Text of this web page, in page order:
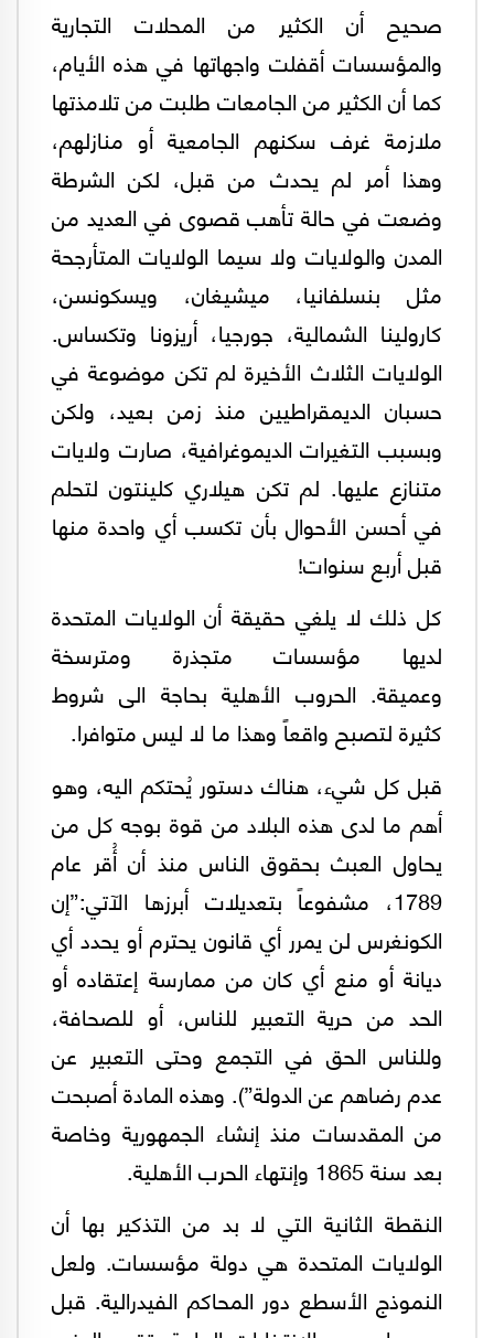
صحيح أن الكثير من المحلات التجارية
والمؤسسات أقفلت واجهاتها في هذه الأيام،
كما أن الكثير من الجامعات طلبت من تلامذتها
ملازمة غرف سكنهم الجامعية أو منازلهم،
وهذا أمر لم يحدث من قبل، لكن الشرطة
وضعت في حالة تأهب قصوى في العديد من
المدن والولايات ولا سيما الولايات المتأرجحة
مثل بنسلفانيا، ميشيغان، ويسكونسن،
كارولينا الشمالية، جورجيا، أريزونا وتكساس.
الولايات الثلاث الأخيرة لم تكن موضوعة في
حسبان الديمقراطيين منذ زمن بعيد، ولكن
وبسبب التغيرات الديموغرافية، صارت ولايات
متنازع عليها. لم تكن هيلاري كلينتون لتحلم
في أحسن الأحوال بأن تكسب أي واحدة منها
قبل أربع سنوات!
كل ذلك لا يلغي حقيقة أن الولايات المتحدة
لديها مؤسسات متجذرة ومترسخة
وعميقة. الحروب الأهلية بحاجة الى شروط
كثيرة لتصبح واقعاً وهذا ما لا ليس متوافرا.
قبل كل شيء، هناك دستور يُحتكم اليه، وهو
أهم ما لدى هذه البلاد من قوة بوجه كل من
يحاول العبث بحقوق الناس منذ أن أُقر عام
1789، مشفوعاً بتعديلات أبرزها الآتي:”إن
الكونغرس لن يمرر أي قانون يحترم أو يحدد أي
ديانة أو منع أي كان من ممارسة إعتقاده أو
الحد من حرية التعبير للناس، أو للصحافة،
وللناس الحق في التجمع وحتى التعبير عن
عدم رضاهم عن الدولة”). وهذه المادة أصبحت
من المقدسات منذ إنشاء الجمهورية وخاصة
بعد سنة 1865 وإنتهاء الحرب الأهلية.
النقطة الثانية التي لا بد من التذكير بها أن
الولايات المتحدة هي دولة مؤسسات. ولعل
النموذج الأسطع دور المحاكم الفيدرالية. قبل